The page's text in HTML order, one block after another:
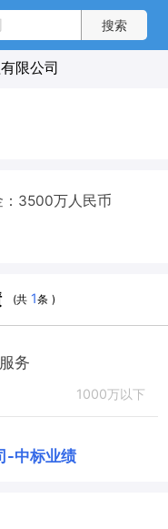
限公司
：3500万人民币
(共 1条 )
务
1000万以下
-中标业绩